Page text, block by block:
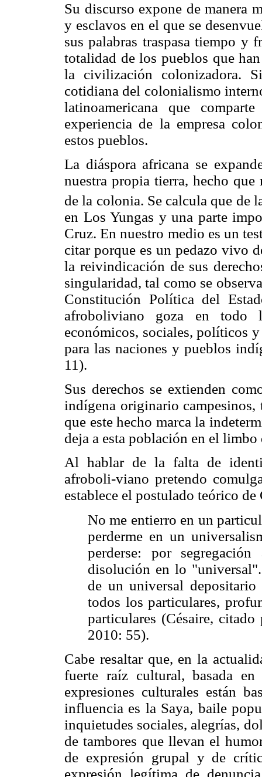
Su discurso expone de manera
y esclavos en el que se
sus palabras traspasa tiempo y
totalidad de los pueblos que
la civilización colonizadora.
cotidiana del colonialismo
latinoamericana que
experiencia de la empresa
estos pueblos.
La diáspora africana se
nuestra propia tierra, hecho
de la colonia. Se calcula que de
en Los Yungas y una parte
Cruz. En nuestro medio es un
citar porque es un pedazo vivo
la reivindicación de sus
singularidad, tal como se
Constitución Política del
afroboliviano goza en
económicos, sociales, políticos
para las naciones y pueblos
11).
Sus derechos se extienden
indígena originario
que este hecho marca la
deja a esta población en el
Al hablar de la falta de
afroboli-viano pretendo
establece el postulado teórico de
No me entierro en un
perderme en un
perderse: por
disolución en lo
de un universal
todos los particulares,
particulares (Césaire,
2010: 55).
Cabe resaltar que, en la
fuerte raíz cultural, basada
expresiones culturales están
influencia es la Saya, baile
inquietudes sociales, alegrías,
de tambores que llevan el
de expresión grupal y de